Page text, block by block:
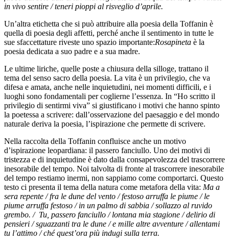
in vivo sentire / teneri pioppi al risveglio d’aprile.
Un’altra etichetta che si può attribuire alla poesia della Toffanin è
quella di poesia degli affetti, perché anche il sentimento in tutte le
sue sfaccettature riveste uno spazio importante:Rosapineta è la
poesia dedicata a suo padre e a sua madre.
Le ultime liriche, quelle poste a chiusura della silloge, trattano il
tema del senso sacro della poesia. La vita è un privilegio, che va
difesa e amata, anche nelle inquietudini, nei momenti difficili, e i
luoghi sono fondamentali per coglierne l’essenza. In “Ho scritto il
privilegio di sentirmi viva” si giustificano i motivi che hanno spinto
la poetessa a scrivere: dall’osservazione del paesaggio e del mondo
naturale deriva la poesia, l’ispirazione che permette di scrivere.
Nella raccolta della Toffanin confluisce anche un motivo
d’ispirazione leopardiana: il passero fanciullo. Uno dei motivi di
tristezza e di inquietudine è dato dalla consapevolezza del trascorrere
inesorabile del tempo. Noi talvolta di fronte al trascorrere inesorabile
del tempo restiamo inermi, non sappiamo come comportarci. Questo
testo ci presenta il tema della natura come metafora della vita: Ma a
sera repente / fra le dune del vento / festoso arruffa le piume / le
piume arruffa festoso / in un palmo di sabbia / sollazzo al ruvido
grembo. / Tu, passero fanciullo / lontana mia stagione / delirio di
pensieri / sguazzanti tra le dune / e mille altre avventure / allentami
tu l’attimo / ché quest’ora più indugi sulla terra.